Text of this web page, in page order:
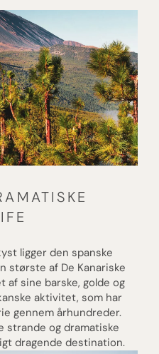
ligger den spanske
største af De Kanariske
sine barske, golde og
aktivitet, som har
gennem århundreder.
strande og dramatiske
dragende destination.